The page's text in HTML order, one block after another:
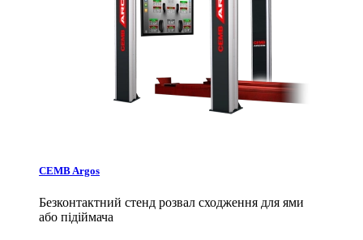
CEMB Argos
Безконтактний стенд розвал сходження для ями
або підіймача